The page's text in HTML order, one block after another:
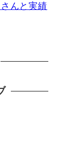
んと実績